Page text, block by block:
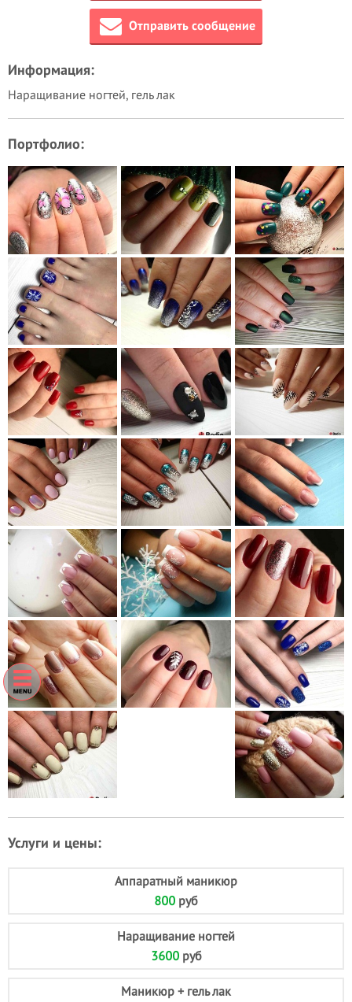
Отправить сообщение
Информация:
Наращивание ногтей, гель лак
Портфолио:
Услуги и цены:
Аппаратный маникюр
800 руб
Наращивание ногтей
3600руб
Маникюр + гель лак